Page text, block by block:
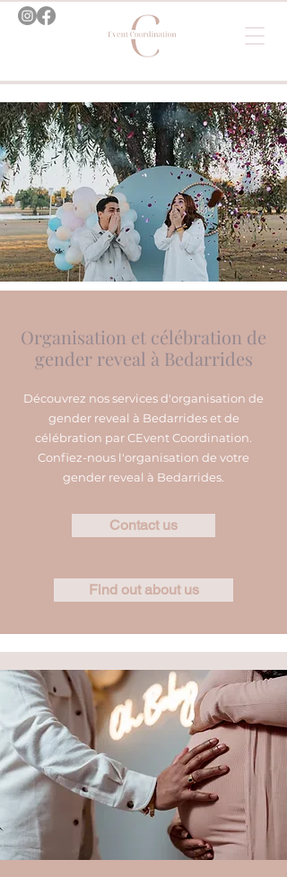
Organisation et célébration de
gender reveal à Bedarrides
Découvrez nos services d'organisation de
gender reveal à Bedarrides et de
célébration par CEvent Coordination.
Confiez-nous l'organisation de votre
gender reveal à Bedarrides.
Contact us
Find out about us